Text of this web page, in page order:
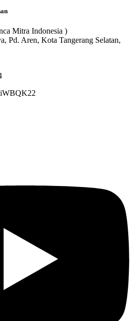
Mitra Indonesia )
Pd. Aren, Kota Tangerang Selatan,